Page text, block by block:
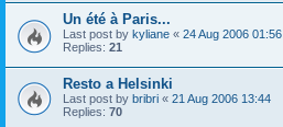
Un été à Paris...
Last post by kyliane « 24 Aug 2006 01:56
Replies: 21
Resto a Helsinki
Last post by bribri « 21 Aug 2006 13:44
Replies: 70